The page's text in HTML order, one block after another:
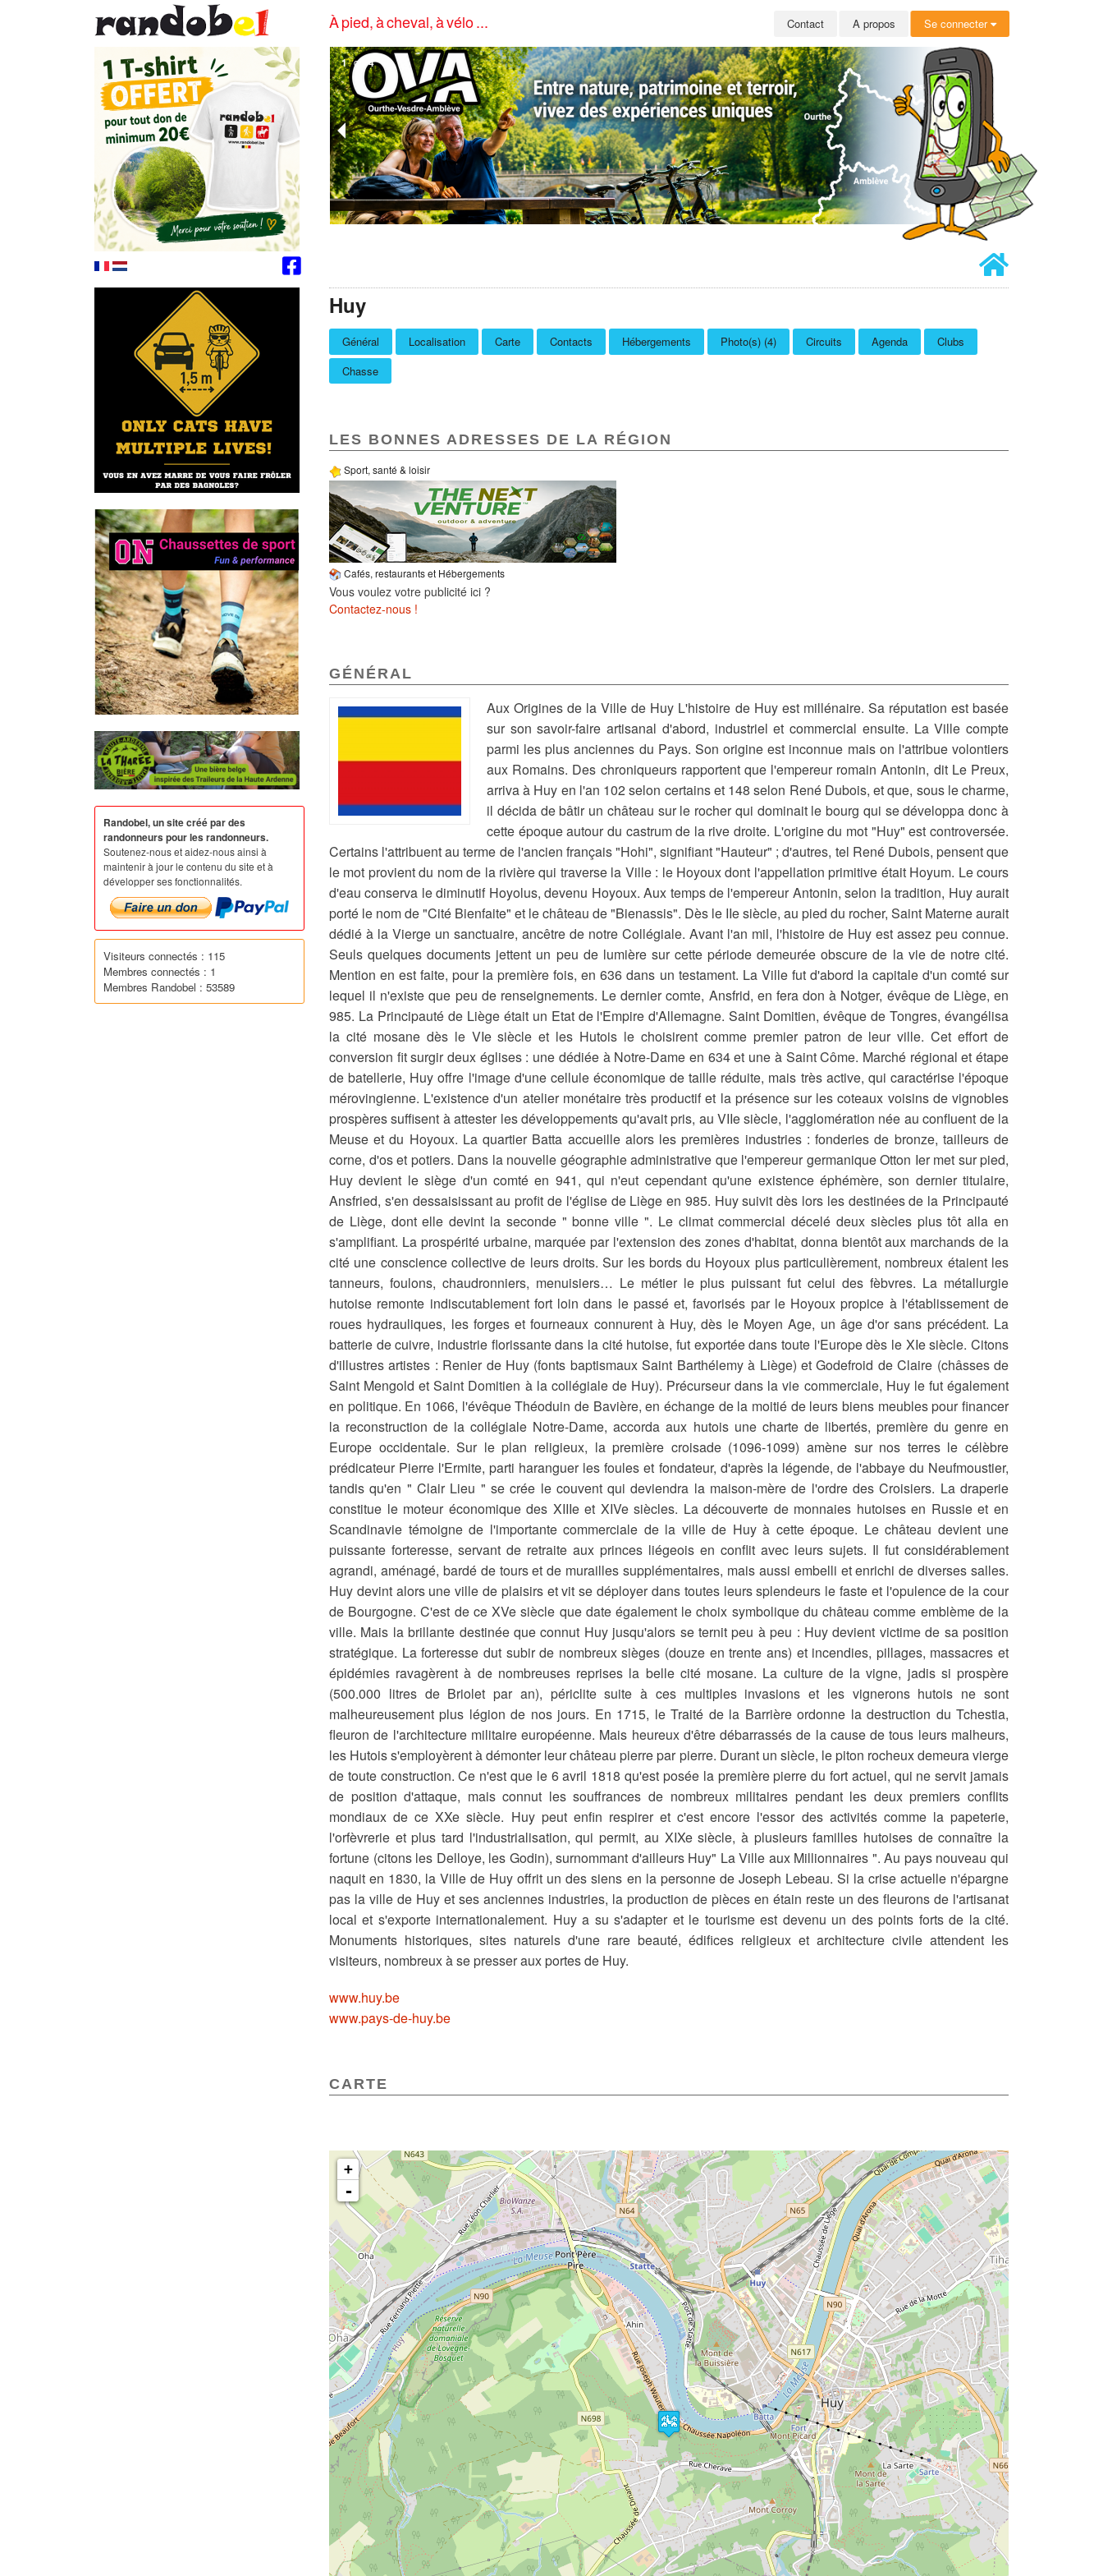
À pied, à cheval, à vélo ... Contact A propos Se connecter
2 of 4
Huy
Général Localisation Carte Contacts Hébergements Photo(s) (4) Circuits Agenda
Clubs
Chasse
LES BONNES ADRESSES DE LA RÉGION
Sport, santé & loisir
Cafés, restaurants et Hébergements
Vous voulez votre publicité ici ?
Contactez-nous !
GÉNÉRAL
Aux Origines de la Ville de Huy L'histoire de Huy est millénaire. Sa réputation est basée
sur son savoir-faire artisanal d'abord, industriel et commercial ensuite. La Ville compte
parmi les plus anciennes du Pays. Son origine est inconnue mais on l'attribue volontiers
aux Romains. Des chroniqueurs rapportent que l'empereur romain Antonin, dit Le Preux,
arriva à Huy en l'an 102 selon certains et 148 selon René Dubois, et que, sous le charme,
il décida de bâtir un château sur le rocher qui dominait le bourg qui se développa donc à
cette époque autour du castrum de la rive droite. L'origine du mot "Huy" est controversée.
Certains l'attribuent au terme de l'ancien français "Hohi", signifiant "Hauteur" ; d'autres, tel René Dubois, pensent que
le mot provient du nom de la rivière qui traverse la Ville : le Hoyoux dont l'appellation primitive était Hoyum. Le cours
d'eau conserva le diminutif Hoyolus, devenu Hoyoux. Aux temps de l'empereur Antonin, selon la tradition, Huy aurait
porté le nom de "Cité Bienfaite" et le château de "Bienassis". Dès le IIe siècle, au pied du rocher, Saint Materne aurait
dédié à la Vierge un sanctuaire, ancêtre de notre Collégiale. Avant l'an mil, l'histoire de Huy est assez peu connue.
Seuls quelques documents jettent un peu de lumière sur cette période demeurée obscure de la vie de notre cité.
Mention en est faite, pour la première fois, en 636 dans un testament. La Ville fut d'abord la capitale d'un comté sur
lequel il n'existe que peu de renseignements. Le dernier comte, Ansfrid, en fera don à Notger, évêque de Liège, en
985. La Principauté de Liège était un Etat de l'Empire d'Allemagne. Saint Domitien, évêque de Tongres, évangélisa
la cité mosane dès le VIe siècle et les Hutois le choisirent comme premier patron de leur ville. Cet effort de
conversion fit surgir deux églises : une dédiée à Notre-Dame en 634 et une à Saint Côme. Marché régional et étape
de batellerie, Huy offre l'image d'une cellule économique de taille réduite, mais très active, qui caractérise l'époque
mérovingienne. L'existence d'un atelier monétaire très productif et la présence sur les coteaux voisins de vignobles
prospères suffisent à attester les développements qu'avait pris, au VIIe siècle, l'agglomération née au confluent de la
Meuse et du Hoyoux. La quartier Batta accueille alors les premières industries : fonderies de bronze, tailleurs de
corne, d'os et potiers. Dans la nouvelle géographie administrative que l'empereur germanique Otton Ier met sur pied,
Huy devient le siège d'un comté en 941, qui n'eut cependant qu'une existence éphémère, son dernier titulaire,
Ansfried, s'en dessaisissant au profit de l'église de Liège en 985. Huy suivit dès lors les destinées de la Principauté
de Liège, dont elle devint la seconde " bonne ville ". Le climat commercial décelé deux siècles plus tôt alla en
s'amplifiant. La prospérité urbaine, marquée par l'extension des zones d'habitat, donna bientôt aux marchands de la
cité une conscience collective de leurs droits. Sur les bords du Hoyoux plus particulièrement, nombreux étaient les
tanneurs, foulons, chaudronniers, menuisiers… Le métier le plus puissant fut celui des fèbvres. La métallurgie
hutoise remonte indiscutablement fort loin dans le passé et, favorisés par le Hoyoux propice à l'établissement de
roues hydrauliques, les forges et fourneaux connurent à Huy, dès le Moyen Age, un âge d'or sans précédent. La
batterie de cuivre, industrie florissante dans la cité hutoise, fut exportée dans toute l'Europe dès le XIe siècle. Citons
d'illustres artistes : Renier de Huy (fonts baptismaux Saint Barthélemy à Liège) et Godefroid de Claire (châsses de
Saint Mengold et Saint Domitien à la collégiale de Huy). Précurseur dans la vie commerciale, Huy le fut également
en politique. En 1066, l'évêque Théoduin de Bavière, en échange de la moitié de leurs biens meubles pour financer
la reconstruction de la collégiale Notre-Dame, accorda aux hutois une charte de libertés, première du genre en
Europe occidentale. Sur le plan religieux, la première croisade (1096-1099) amène sur nos terres le célèbre
prédicateur Pierre l'Ermite, parti haranguer les foules et fondateur, d'après la légende, de l'abbaye du Neufmoustier,
tandis qu'en " Clair Lieu " se crée le couvent qui deviendra la maison-mère de l'ordre des Croisiers. La draperie
constitue le moteur économique des XIIIe et XIVe siècles. La découverte de monnaies hutoises en Russie et en
Scandinavie témoigne de l'importante commerciale de la ville de Huy à cette époque. Le château devient une
puissante forteresse, servant de retraite aux princes liégeois en conflit avec leurs sujets. Il fut considérablement
agrandi, aménagé, bardé de tours et de murailles supplémentaires, mais aussi embelli et enrichi de diverses salles.
Huy devint alors une ville de plaisirs et vit se déployer dans toutes leurs splendeurs le faste et l'opulence de la cour
de Bourgogne. C'est de ce XVe siècle que date également le choix symbolique du château comme emblème de la
ville. Mais la brillante destinée que connut Huy jusqu'alors se ternit peu à peu : Huy devient victime de sa position
stratégique. La forteresse dut subir de nombreux sièges (douze en trente ans) et incendies, pillages, massacres et
épidémies ravagèrent à de nombreuses reprises la belle cité mosane. La culture de la vigne, jadis si prospère
(500.000 litres de Briolet par an), périclite suite à ces multiples invasions et les vignerons hutois ne sont
malheureusement plus légion de nos jours. En 1715, le Traité de la Barrière ordonne la destruction du Tchestia,
fleuron de l'architecture militaire européenne. Mais heureux d'être débarrassés de la cause de tous leurs malheurs,
les Hutois s'employèrent à démonter leur château pierre par pierre. Durant un siècle, le piton rocheux demeura vierge
de toute construction. Ce n'est que le 6 avril 1818 qu'est posée la première pierre du fort actuel, qui ne servit jamais
de position d'attaque, mais connut les souffrances de nombreux militaires pendant les deux premiers conflits
mondiaux de ce XXe siècle. Huy peut enfin respirer et c'est encore l'essor des activités comme la papeterie,
l'orfèvrerie et plus tard l'industrialisation, qui permit, au XIXe siècle, à plusieurs familles hutoises de connaître la
fortune (citons les Delloye, les Godin), surnommant d'ailleurs Huy" La Ville aux Millionnaires ". Au pays nouveau qui
naquit en 1830, la Ville de Huy offrit un des siens en la personne de Joseph Lebeau. Si la crise actuelle n'épargne
pas la ville de Huy et ses anciennes industries, la production de pièces en étain reste un des fleurons de l'artisanat
local et s'exporte internationalement. Huy a su s'adapter et le tourisme est devenu un des points forts de la cité.
Monuments historiques, sites naturels d'une rare beauté, édifices religieux et architecture civile attendent les
visiteurs, nombreux à se presser aux portes de Huy.
www.huy.be
www.pays-de-huy.be
CARTE
CARTE
La carte des 9 promenades pédestres de Huy est en vente au prix de 5 euros à l'Office du
Tourisme , Rue de Namur 1
+
-
Randobel, un site créé par des
randonneurs pour les randonneurs.
Soutenez-nous et aidez-nous ainsi à
maintenir à jour le contenu du site et à
développer ses fonctionnalités.
Visiteurs connectés : 115
Membres connectés : 1
Membres Randobel : 53589